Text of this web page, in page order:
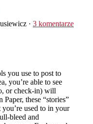
· 3 komentarze
you use to post to
you’re able to see
or check-in) will
these “stories”
used to in your
bleed and